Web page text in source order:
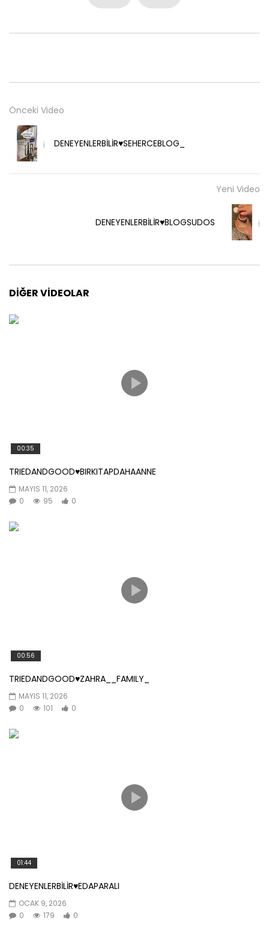
Önceki Video
DENEYENLERBİLİR♥️SEHERCEBLOG_
Yeni Video
DENEYENLERBİLİR♥️BLOGSUDOS
DIĞER VIDEOLAR
00:35
TRIEDANDGOOD♥️BIRKITAPDAHAANNE
MAYIS 11, 2026
0
95 0
00:56
TRIEDANDGOOD♥️ZAHRA__FAMILY_
MAYIS 11, 2026
0
101 0
01:44
DENEYENLERBİLİR♥️EDAPARALI
OCAK 9, 2026
0
179 0